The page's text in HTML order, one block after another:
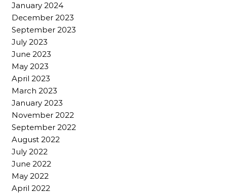
January 2024
December 2023
September 2023
July 2023
June 2023
May 2023
April 2023
March 2023
January 2023
November 2022
September 2022
August 2022
July 2022
June 2022
May 2022
April 2022